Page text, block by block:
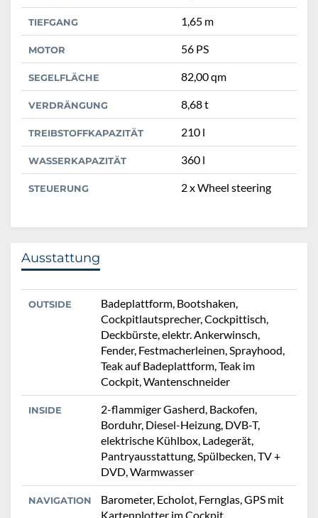
TIEFGANG 1,65 m
MOTOR 56 PS
SEGELFLÄCHE 82,00 qm
VERDRÄNGUNG 8,68 t
TREIBSTOFFKAPAZITÄT 210 l
WASSERKAPAZITÄT 360 l
STEUERUNG 2 x Wheel steering
Ausstattung
OUTSIDE
Badeplattform, Bootshaken,
Cockpitlautsprecher, Cockpittisch,
Deckbürste, elektr. Ankerwinsch,
Fender, Festmacherleinen, Sprayhood,
Teak auf Badeplattform, Teak im
Cockpit, Wantenschneider
INSIDE
2-flammiger Gasherd, Backofen,
Borduhr, Diesel-Heizung, DVB-T,
elektrische Kühlbox, Ladegerät,
Pantryausstattung, Spülbecken, TV +
DVD, Warmwasser
NAVIGATION
Barometer, Echolot, Fernglas, GPS mit
Kartenplotter im Cockpit,